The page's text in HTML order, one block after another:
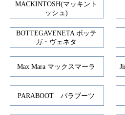
MACKINTOSH(マッキント
ッシュ)
BOTTEGAVENETA ボッテ
ガ・ヴェネタ
Max Mara マックスマーラ
PARABOOT パラブーツ